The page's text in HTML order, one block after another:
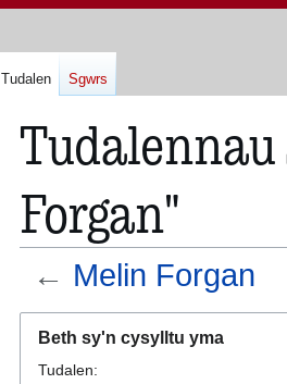
Forgan"
← Melin Forgan
panel
bar
Beth sy'n cysylltu yma
Tudalen:
Tudalen Sgwrs